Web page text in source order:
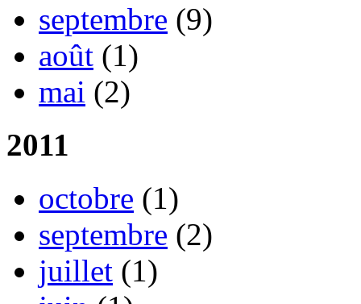
septembre (9)
août (1)
mai (2)
2011
octobre (1)
septembre (2)
juillet (1)